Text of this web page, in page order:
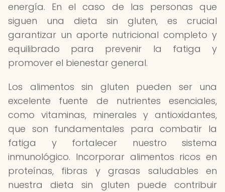
energía. En el caso de las personas que
siguen una dieta sin gluten, es crucial
garantizar un aporte nutricional completo y
equilibrado para prevenir la fatiga y
promover el bienestar general.
Los alimentos sin gluten pueden ser una
excelente fuente de nutrientes esenciales,
como vitaminas, minerales y antioxidantes,
que son fundamentales para combatir la
fatiga y fortalecer nuestro sistema
inmunológico. Incorporar alimentos ricos en
proteínas, fibras y grasas saludables en
nuestra dieta sin gluten puede contribuir